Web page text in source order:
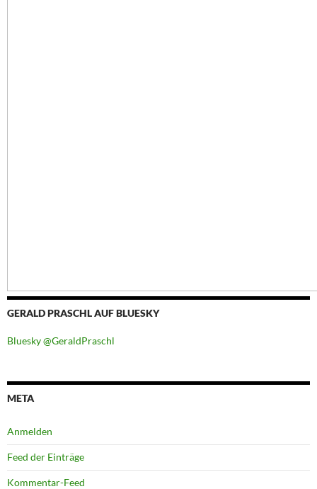
GERALD PRASCHL AUF BLUESKY
Bluesky @GeraldPraschl
META
Anmelden
Feed der Einträge
Kommentar-Feed